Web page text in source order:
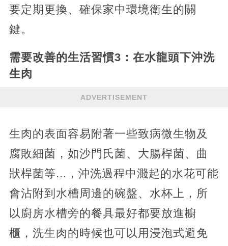
要定期更換、確保家中環境衛生的關
鍵。
需要改善的生活習慣3： 在水龍頭下沖洗
生肉
ADVERTISEMENT
生肉的表面容易附著一些致病微生物及
腐敗細菌，如沙門氏菌、大腸桿菌、曲
狀桿菌等...，沖洗過程中濺起的水花可能
會沾附到水槽周邊的碗盤、水杯上，所
以廚房水槽旁的餐具最好都要放進櫥
櫃，洗生肉的時候也可以用浸泡式避免